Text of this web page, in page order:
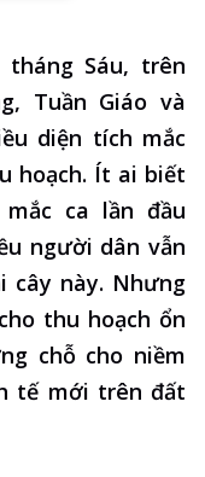
tháng Sáu, trên
Tuần Giáo và
diện tích mắc
hoạch. Ít ai biết
ca lần đầu
người dân vẫn
cây này. Nhưng
thu hoạch ổn
chỗ cho niềm
tế mới trên đất